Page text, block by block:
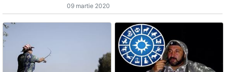
09 martie 2020